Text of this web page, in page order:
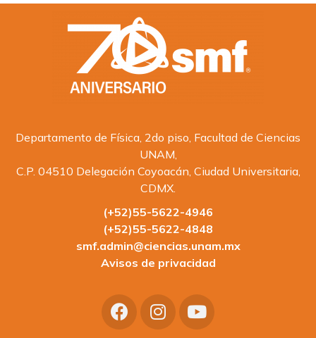
Departamento de Física, 2do piso, Facultad de Ciencias
UNAM,
C.P. 04510 Delegación Coyoacán, Ciudad Universitaria,
CDMX.
(+52)55-5622-4946
(+52)55-5622-4848
smf.admin@ciencias.unam.mx
Avisos de privacidad